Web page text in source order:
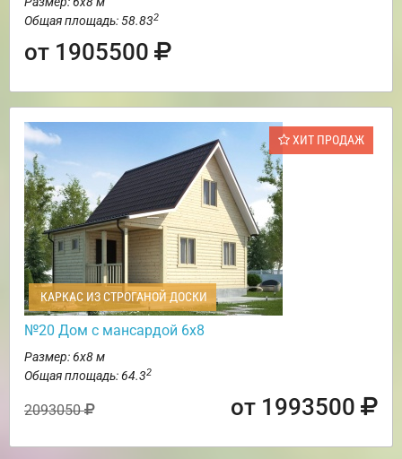
Общая площадь: 58.832
от 1905500
ХИТ ПРОДАЖ
КАРКАС ИЗ СТРОГАНОЙ ДОСКИ
№20 Дом с мансардой 6х8
Размер: 6х8 м
Общая площадь: 64.32
2093050 от 1993500